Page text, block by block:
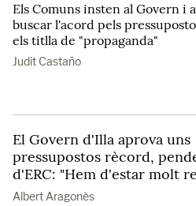
Els Comuns insten al Govern i a
buscar l'acord pels
els titlla de "propaganda"
Judit Castaño
El Govern d'Illa aprova uns
pressupostos rècord,
d'ERC: "Hem d'estar molt
Albert Aragonès